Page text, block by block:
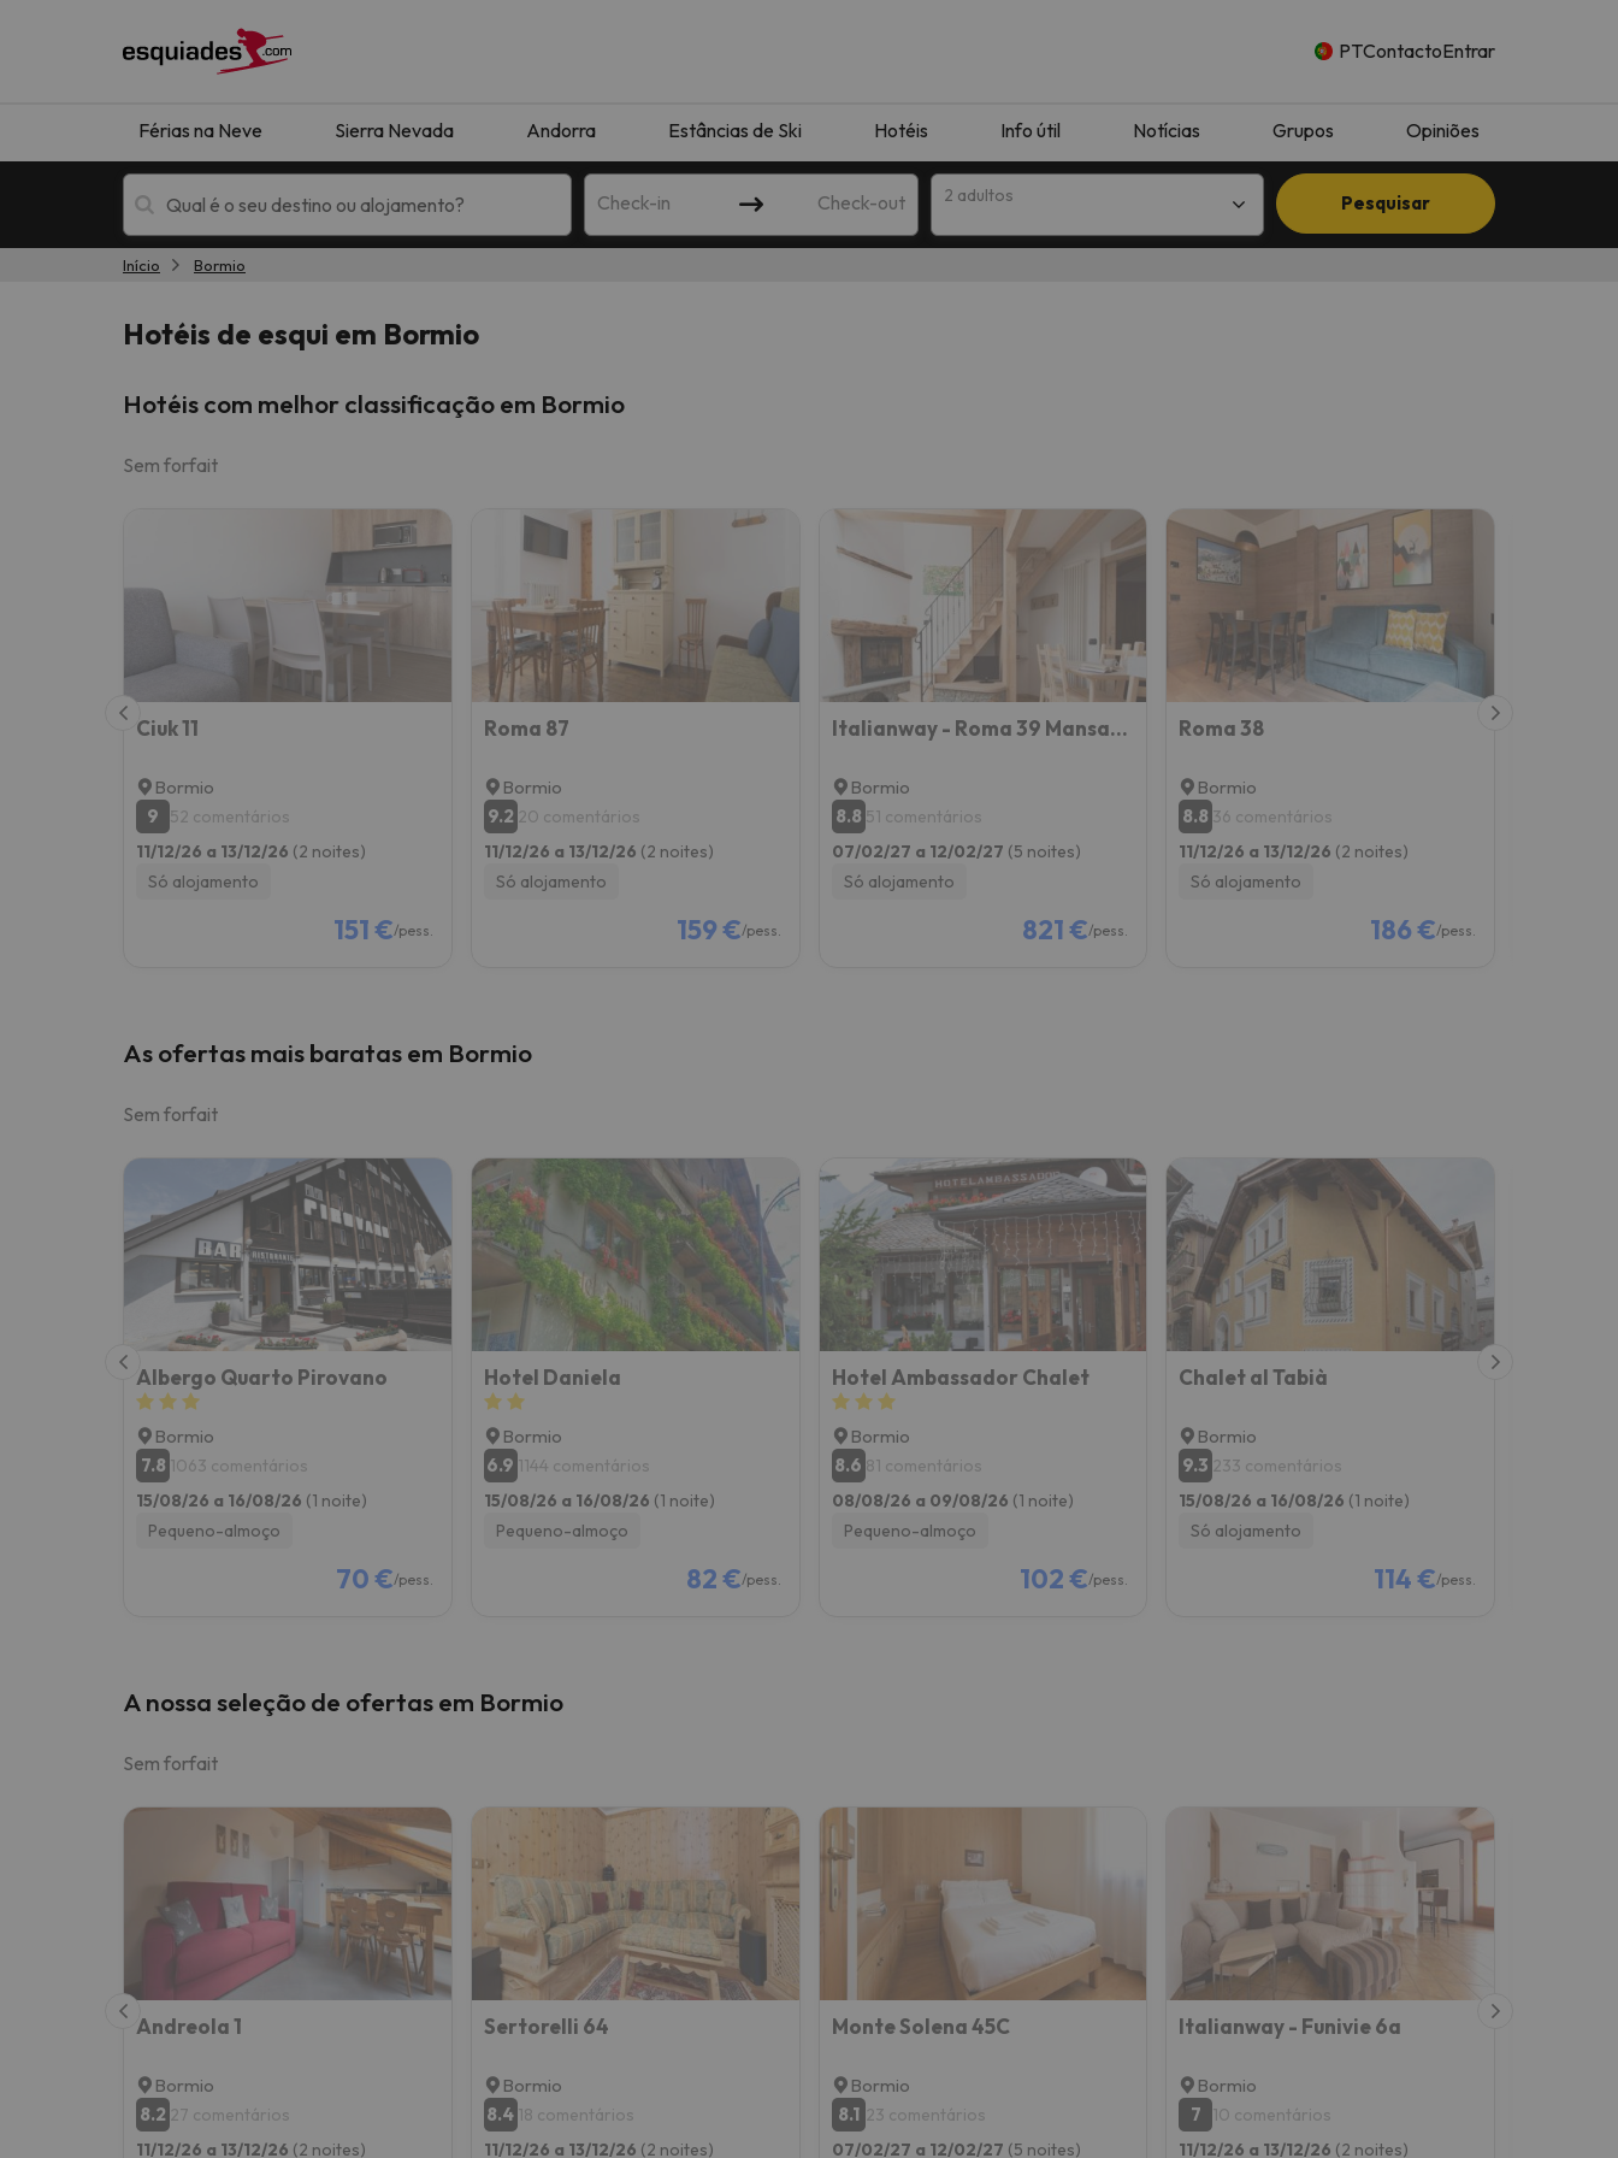
PTContactoEntrar
Férias na Neve Sierra Nevada Andorra Estâncias de Ski Hotéis Info útil Notícias Grupos Opiniões
Check-in Check-out 2 adultos Pesquisar
Oops, não encontramos nenhum resultado que corresponda à sua pesquisa. Tente modificar o destino.
Bem, parece que o nosso Seeker perdeu o seu caminho. Assim que encontrar a sua bússola, estará de volta.
Início Bormio
Hotéis de esqui em Bormio
Hotéis com melhor classificação em Bormio
Sem forfait
Ciuk 11
Bormio
9
52 comentários
11/12/26 a 13/12/26 (2 noites)
Só alojamento
151 €/pess.
Roma 87
Bormio
9.2 20 comentários
11/12/26 a 13/12/26 (2 noites)
Só alojamento
159 €/pess.
Italianway - Roma 39 Mansarda
Bormio
8.8 51 comentários
07/02/27 a 12/02/27 (5 noites)
Só alojamento
821 €/pess.
Roma 38
Bormio
8.8 36 comentários
11/12/26 a 13/12/26 (2 noites)
Só alojamento
186 €/pess.
As ofertas mais baratas em Bormio
Sem forfait
Albergo Quarto Pirovano
Bormio
7.8 1063 comentários
15/08/26 a 16/08/26 (1 noite)
Pequeno-almoço
70 €/pess.
Hotel Daniela
Bormio
6.9 1144 comentários
15/08/26 a 16/08/26 (1 noite)
Pequeno-almoço
82 €/pess.
Hotel Ambassador Chalet
Bormio
8.6 81 comentários
08/08/26 a 09/08/26 (1 noite)
Pequeno-almoço
102 €/pess.
Chalet al Tabià
Bormio
9.3 233 comentários
15/08/26 a 16/08/26 (1 noite)
Só alojamento
114 €/pess.
A nossa seleção de ofertas em Bormio
Sem forfait
Andreola 1
Bormio
8.2 27 comentários
11/12/26 a 13/12/26 (2 noites)
Sertorelli 64
Bormio
8.4 18 comentários
11/12/26 a 13/12/26 (2 noites)
Monte Solena 45C
Bormio
8.1 23 comentários
07/02/27 a 12/02/27 (5 noites)
Italianway - Funivie 6a
Bormio
7
10 comentários
11/12/26 a 13/12/26 (2 noites)